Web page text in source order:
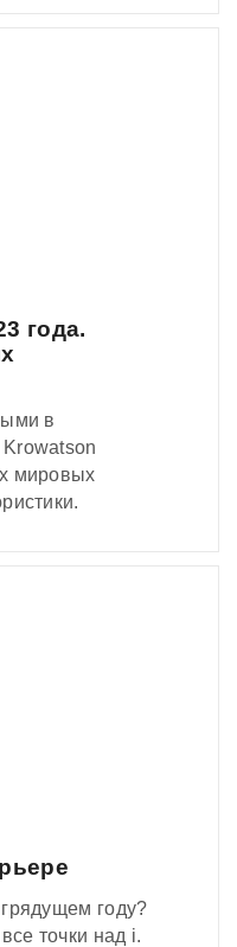
года.
в
мировых
году?
точки над i.